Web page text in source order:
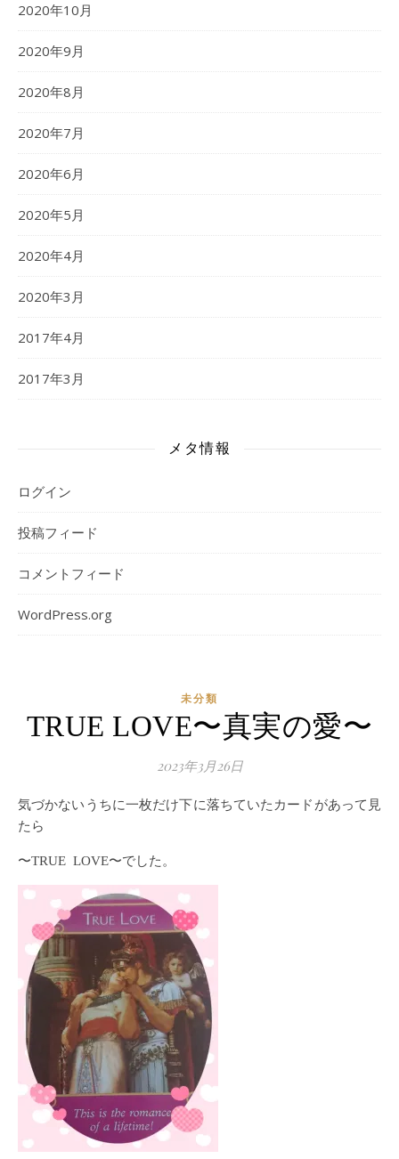
2020年10月
2020年9月
2020年8月
2020年7月
2020年6月
2020年5月
2020年4月
2020年3月
2017年4月
2017年3月
メタ情報
ログイン
投稿フィード
コメントフィード
WordPress.org
未分類
TRUE LOVE〜真実の愛〜
2023年3月26日
気づかないうちに一枚だけ下に落ちていたカードがあって見
たら
〜TRUE LOVE〜でした。